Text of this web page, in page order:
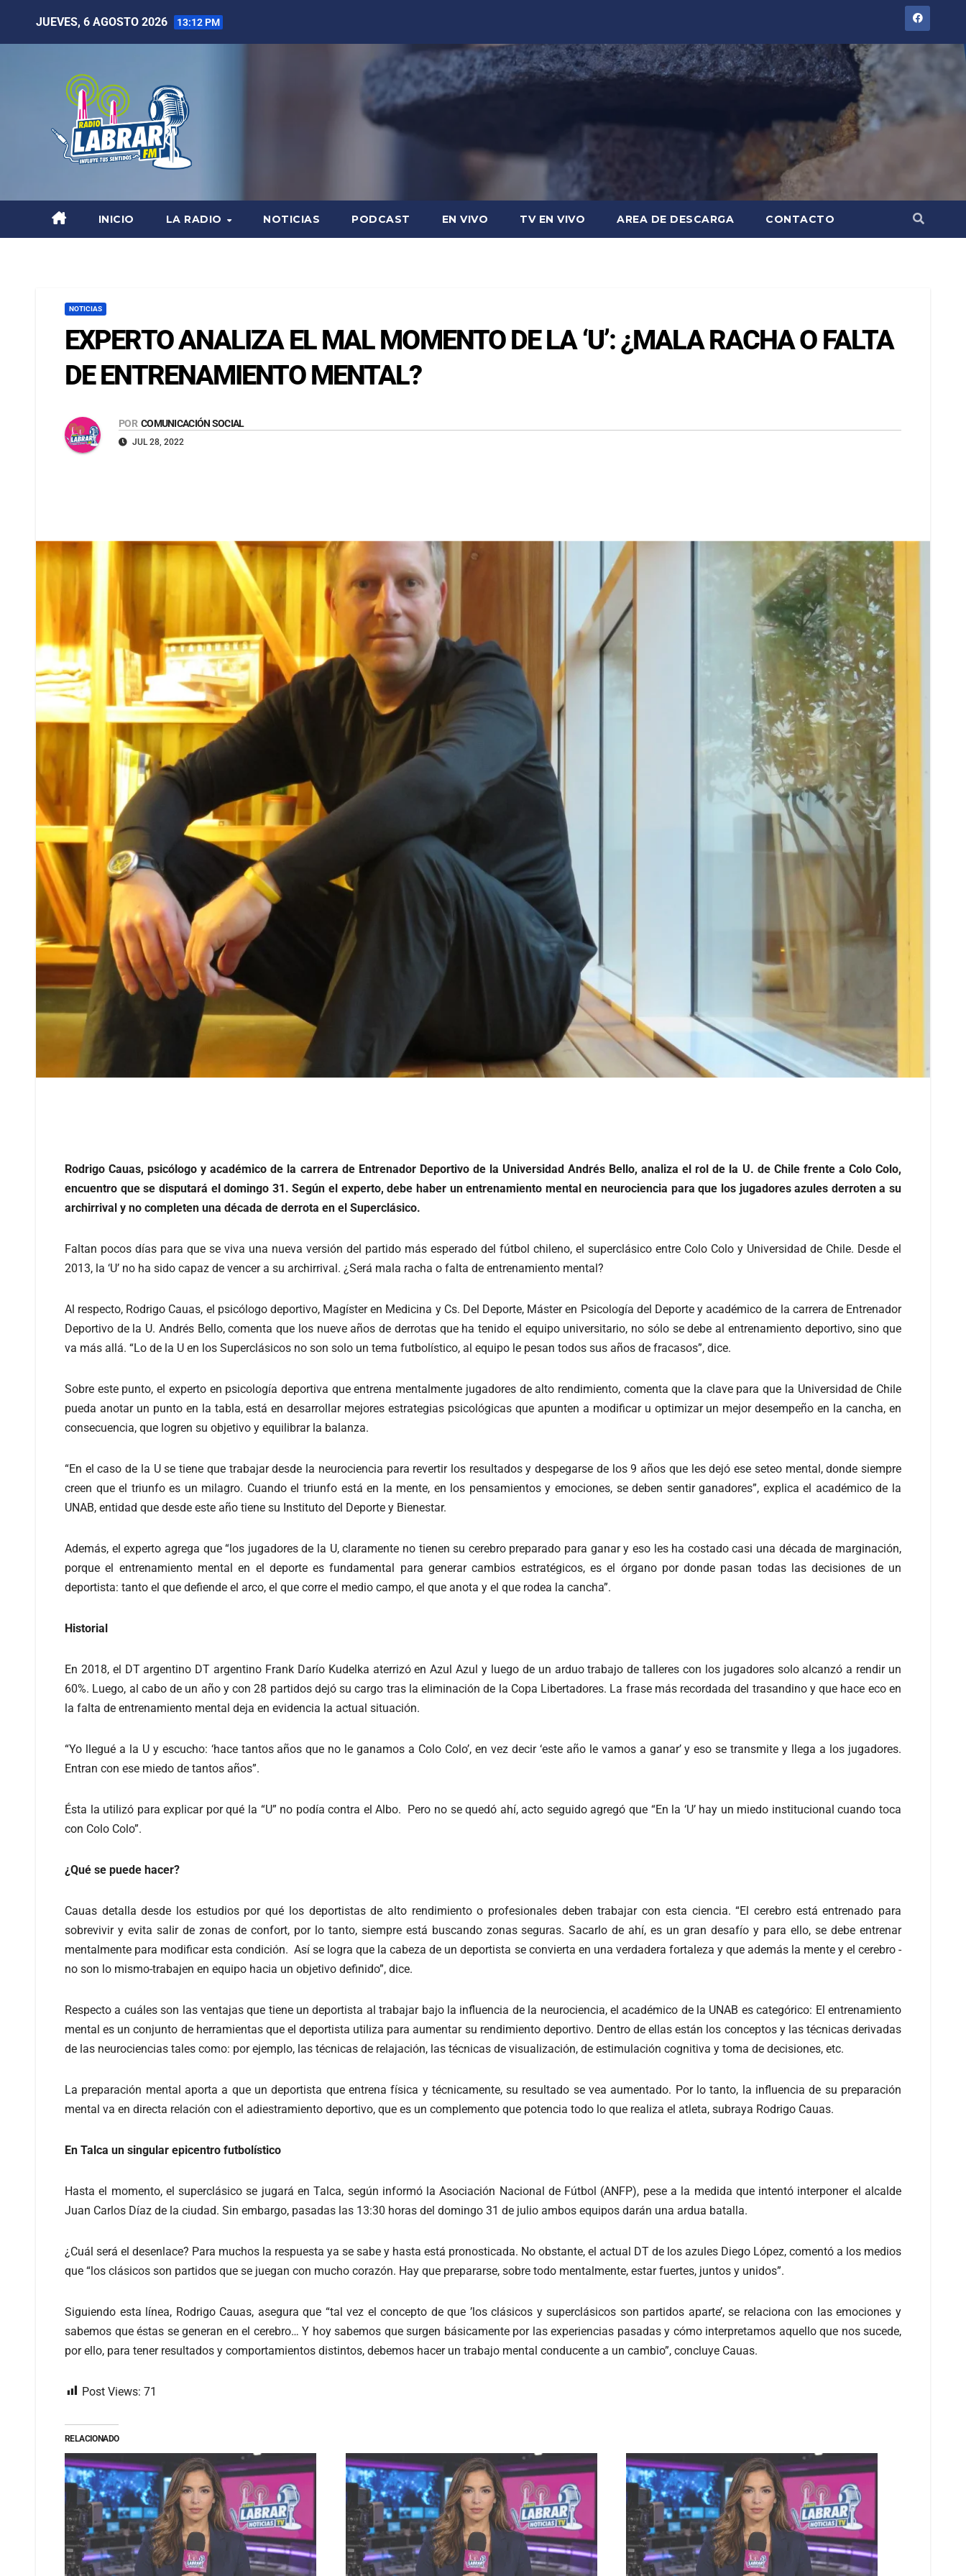
JUEVES, 6 AGOSTO 2026 13:12 PM
INICIO LA RADIO NOTICIAS PODCAST EN VIVO TV EN VIVO AREA DE DESCARGA CONTACTO
NOTICIAS
EXPERTO ANALIZA EL MAL MOMENTO DE LA ‘U’: ¿MALA RACHA O FALTA
DE ENTRENAMIENTO MENTAL?
POR COMUNICACIÓN SOCIAL
JUL 28, 2022
Rodrigo Cauas, psicólogo y académico de la carrera de Entrenador Deportivo de la Universidad Andrés Bello, analiza el rol de la U. de Chile frente a Colo Colo,
encuentro que se disputará el domingo 31. Según el experto, debe haber un entrenamiento mental en neurociencia para que los jugadores azules derroten a su
archirrival y no completen una década de derrota en el Superclásico.
Faltan pocos días para que se viva una nueva versión del partido más esperado del fútbol chileno, el superclásico entre Colo Colo y Universidad de Chile. Desde el
2013, la ‘U’ no ha sido capaz de vencer a su archirrival. ¿Será mala racha o falta de entrenamiento mental?
Al respecto, Rodrigo Cauas, el psicólogo deportivo, Magíster en Medicina y Cs. Del Deporte, Máster en Psicología del Deporte y académico de la carrera de Entrenador
Deportivo de la U. Andrés Bello, comenta que los nueve años de derrotas que ha tenido el equipo universitario, no sólo se debe al entrenamiento deportivo, sino que
va más allá. “Lo de la U en los Superclásicos no son solo un tema futbolístico, al equipo le pesan todos sus años de fracasos”, dice.
Sobre este punto, el experto en psicología deportiva que entrena mentalmente jugadores de alto rendimiento, comenta que la clave para que la Universidad de Chile
pueda anotar un punto en la tabla, está en desarrollar mejores estrategias psicológicas que apunten a modificar u optimizar un mejor desempeño en la cancha, en
consecuencia, que logren su objetivo y equilibrar la balanza.
“En el caso de la U se tiene que trabajar desde la neurociencia para revertir los resultados y despegarse de los 9 años que les dejó ese seteo mental, donde siempre
creen que el triunfo es un milagro. Cuando el triunfo está en la mente, en los pensamientos y emociones, se deben sentir ganadores”, explica el académico de la
UNAB, entidad que desde este año tiene su Instituto del Deporte y Bienestar.
Además, el experto agrega que “los jugadores de la U, claramente no tienen su cerebro preparado para ganar y eso les ha costado casi una década de marginación,
porque el entrenamiento mental en el deporte es fundamental para generar cambios estratégicos, es el órgano por donde pasan todas las decisiones de un
deportista: tanto el que defiende el arco, el que corre el medio campo, el que anota y el que rodea la cancha”.
Historial
En 2018, el DT argentino DT argentino Frank Darío Kudelka aterrizó en Azul Azul y luego de un arduo trabajo de talleres con los jugadores solo alcanzó a rendir un
60%. Luego, al cabo de un año y con 28 partidos dejó su cargo tras la eliminación de la Copa Libertadores. La frase más recordada del trasandino y que hace eco en
la falta de entrenamiento mental deja en evidencia la actual situación.
“Yo llegué a la U y escucho: ‘hace tantos años que no le ganamos a Colo Colo’, en vez decir ‘este año le vamos a ganar’ y eso se transmite y llega a los jugadores.
Entran con ese miedo de tantos años”.
Ésta la utilizó para explicar por qué la “U” no podía contra el Albo. Pero no se quedó ahí, acto seguido agregó que “En la ‘U’ hay un miedo institucional cuando toca
con Colo Colo”.
¿Qué se puede hacer?
Cauas detalla desde los estudios por qué los deportistas de alto rendimiento o profesionales deben trabajar con esta ciencia. “El cerebro está entrenado para
sobrevivir y evita salir de zonas de confort, por lo tanto, siempre está buscando zonas seguras. Sacarlo de ahí, es un gran desafío y para ello, se debe entrenar
mentalmente para modificar esta condición. Así se logra que la cabeza de un deportista se convierta en una verdadera fortaleza y que además la mente y el cerebro -
no son lo mismo-trabajen en equipo hacia un objetivo definido”, dice.
Respecto a cuáles son las ventajas que tiene un deportista al trabajar bajo la influencia de la neurociencia, el académico de la UNAB es categórico: El entrenamiento
mental es un conjunto de herramientas que el deportista utiliza para aumentar su rendimiento deportivo. Dentro de ellas están los conceptos y las técnicas derivadas
de las neurociencias tales como: por ejemplo, las técnicas de relajación, las técnicas de visualización, de estimulación cognitiva y toma de decisiones, etc.
La preparación mental aporta a que un deportista que entrena física y técnicamente, su resultado se vea aumentado. Por lo tanto, la influencia de su preparación
mental va en directa relación con el adiestramiento deportivo, que es un complemento que potencia todo lo que realiza el atleta, subraya Rodrigo Cauas.
En Talca un singular epicentro futbolístico
Hasta el momento, el superclásico se jugará en Talca, según informó la Asociación Nacional de Fútbol (ANFP), pese a la medida que intentó interponer el alcalde
Juan Carlos Díaz de la ciudad. Sin embargo, pasadas las 13:30 horas del domingo 31 de julio ambos equipos darán una ardua batalla.
¿Cuál será el desenlace? Para muchos la respuesta ya se sabe y hasta está pronosticada. No obstante, el actual DT de los azules Diego López, comentó a los medios
que “los clásicos son partidos que se juegan con mucho corazón. Hay que prepararse, sobre todo mentalmente, estar fuertes, juntos y unidos”.
Siguiendo esta línea, Rodrigo Cauas, asegura que “tal vez el concepto de que ’los clásicos y superclásicos son partidos aparte’, se relaciona con las emociones y
sabemos que éstas se generan en el cerebro… Y hoy sabemos que surgen básicamente por las experiencias pasadas y cómo interpretamos aquello que nos sucede,
por ello, para tener resultados y comportamientos distintos, debemos hacer un trabajo mental conducente a un cambio”, concluye Cauas.
Post Views: 71
RELACIONADO